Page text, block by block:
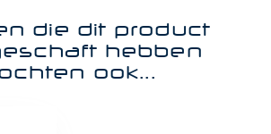
die dit product
hebben
ook...